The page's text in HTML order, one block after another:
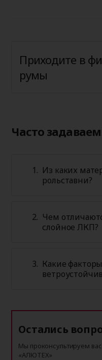
Приходите в
румы
Часто
Из каких
рольставни?
Чем
слойное ЛКП?
Какие
Остались
Мы проконсультируем
«АЛЮТЕХ»